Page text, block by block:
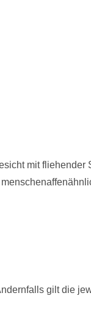
mit
gilt die